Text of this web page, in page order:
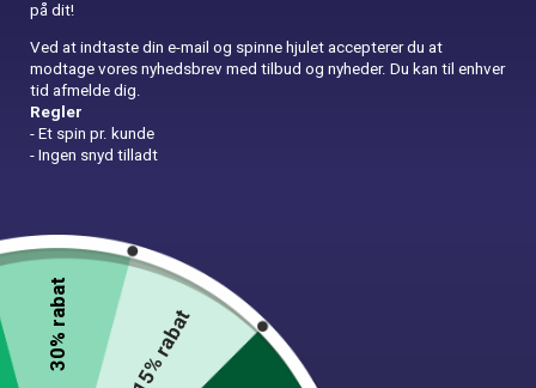
19,00 kr.
In Stock
på dit!
Ved at indtaste din e-mail og spinne hjulet accepterer du at
modtage vores nyhedsbrev med tilbud og nyheder. Du kan til enhver
tid afmelde dig.
Regler
- Et spin pr. kunde
- Ingen snyd tilladt
30% rabat 15% rabat